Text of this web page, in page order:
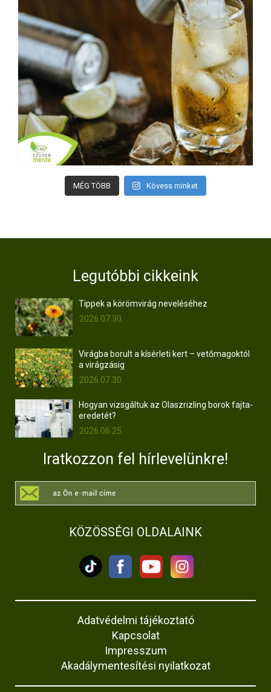
MÉG TÖBB Kövess minket
Legutóbbi cikkeink
Tippek a körömvirág neveléséhez
2026.07.30.
Virágba borult a kísérleti kert – vetőmagoktól
a virágzásig
2026.07.30.
Hogyan vizsgáltuk az Olaszrizling borok fajta-
eredetét?
2026.06.25.
Iratkozzon fel hírlevelünkre!
KÖZÖSSÉGI OLDALAINK
Adatvédelmi tájékoztató
Kapcsolat
Impresszum
Akadálymentesítési nyilatkozat